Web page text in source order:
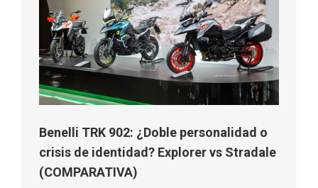
Benelli TRK 902: ¿Doble personalidad o
crisis de identidad? Explorer vs Stradale
(COMPARATIVA)